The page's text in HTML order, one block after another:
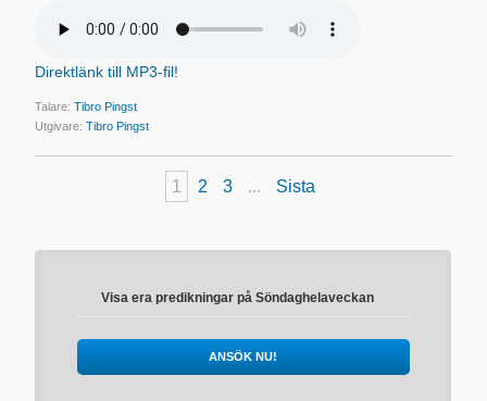
Direktlänk till MP3-fil!
Talare:Tibro Pingst
Utgivare:Tibro Pingst
1 2 3 ... Sista
Visa era predikningar på Söndaghelaveckan
ANSÖK NU!